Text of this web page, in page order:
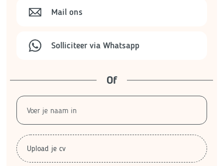
Mail ons
Solliciteer via Whatsapp
Of
Upload je cv